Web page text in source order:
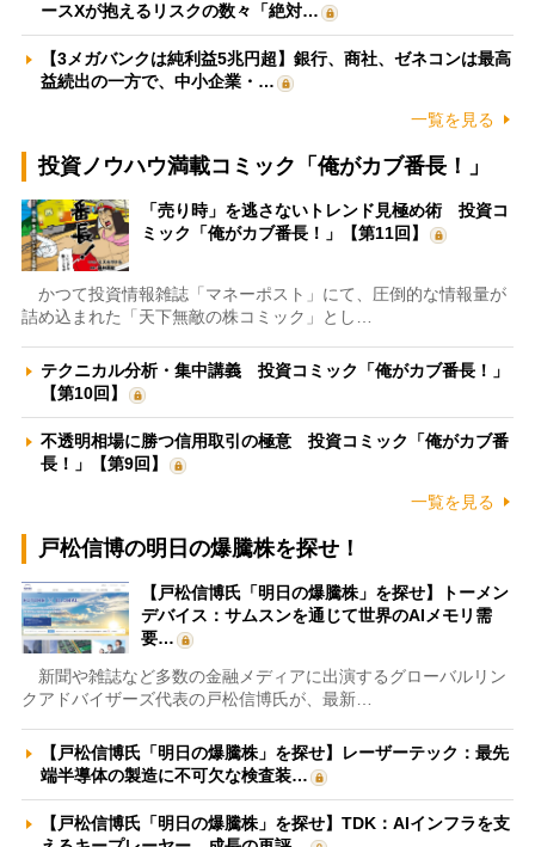
ースXが抱えるリスクの数々「絶対…
【3メガバンクは純利益5兆円超】銀行、商社、ゼネコンは最高
益続出の一方で、中小企業・…
一覧を見る
投資ノウハウ満載コミック「俺がカブ番長！」
「売り時」を逃さないトレンド見極め術 投資コ
ミック「俺がカブ番長！」【第11回】
かつて投資情報雑誌「マネーポスト」にて、圧倒的な情報量が
詰め込まれた「天下無敵の株コミック」とし…
テクニカル分析・集中講義 投資コミック「俺がカブ番長！」
【第10回】
不透明相場に勝つ信用取引の極意 投資コミック「俺がカブ番
長！」【第9回】
一覧を見る
戸松信博の明日の爆騰株を探せ！
【戸松信博氏「明日の爆騰株」を探せ】トーメン
デバイス：サムスンを通じて世界のAIメモリ需
要…
新聞や雑誌など多数の金融メディアに出演するグローバルリン
クアドバイザーズ代表の戸松信博氏が、最新…
【戸松信博氏「明日の爆騰株」を探せ】レーザーテック：最先
端半導体の製造に不可欠な検査装…
【戸松信博氏「明日の爆騰株」を探せ】TDK：AIインフラを支